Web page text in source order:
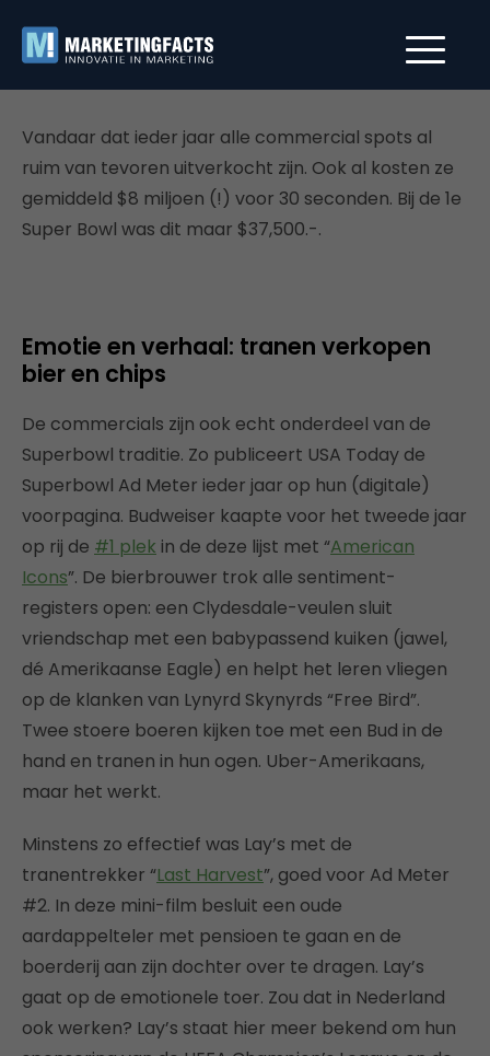
Vandaar dat ieder jaar alle commercial spots al
ruim van tevoren uitverkocht zijn. Ook al kosten ze
gemiddeld $8 miljoen (!) voor 30 seconden. Bij de 1e
Super Bowl was dit maar $37,500.-.
Emotie en verhaal: tranen verkopen
bier en chips
De commercials zijn ook echt onderdeel van de
Superbowl traditie. Zo publiceert USA Today de
Superbowl Ad Meter ieder jaar op hun (digitale)
voorpagina. Budweiser kaapte voor het tweede jaar
op rij de #1 plek in de deze lijst met “American
Icons”. De bierbrouwer trok alle sentiment-
registers open: een Clydesdale-veulen sluit
vriendschap met een babypassend kuiken (jawel,
dé Amerikaanse Eagle) en helpt het leren vliegen
op de klanken van Lynyrd Skynyrds “Free Bird”.
Twee stoere boeren kijken toe met een Bud in de
hand en tranen in hun ogen. Uber-Amerikaans,
maar het werkt.
Minstens zo effectief was Lay’s met de
tranentrekker “Last Harvest”, goed voor Ad Meter
#2. In deze mini-film besluit een oude
aardappelteler met pensioen te gaan en de
boerderij aan zijn dochter over te dragen. Lay’s
gaat op de emotionele toer. Zou dat in Nederland
ook werken? Lay’s staat hier meer bekend om hun